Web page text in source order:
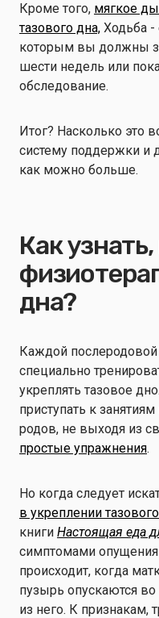
Кроме того, мягкое
тазового дна, Ходьба -
которым вы должны
шести недель или
обследование.
Итог? Насколько это
систему поддержки и
как можно больше.
Как
дна?
Каждой
специально
укреплять тазовое
приступать к
родов, не выходя из
простые упражнения.
Но когда следует
в укреплении
книги Настоящая еда
симптомами опущения
происходит, когда
пузырь опускаются
из него. К признакам,